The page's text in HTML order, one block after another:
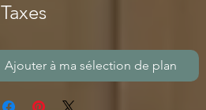
Ajouter à ma sélection de plan